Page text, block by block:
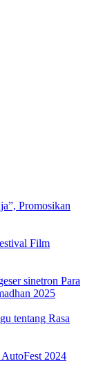
Promosikan
Film
sinetron Para
2025
tentang Rasa
2024